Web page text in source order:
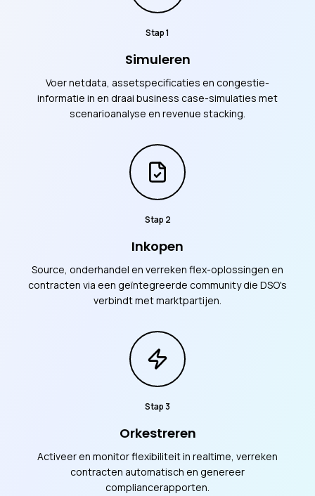
Stap1
Simuleren
Voer netdata, assetspecificaties en congestie-
informatie in en draai business case-simulaties met
scenarioanalyse en revenue stacking.
Stap 2
Inkopen
Source, onderhandel en verreken flex-oplossingen en
contracten via een geïntegreerde community die DSO's
verbindt met marktpartijen.
Stap 3
Orkestreren
Activeer en monitor flexibiliteit in realtime, verreken
contracten automatisch en genereer
compliancerapporten.